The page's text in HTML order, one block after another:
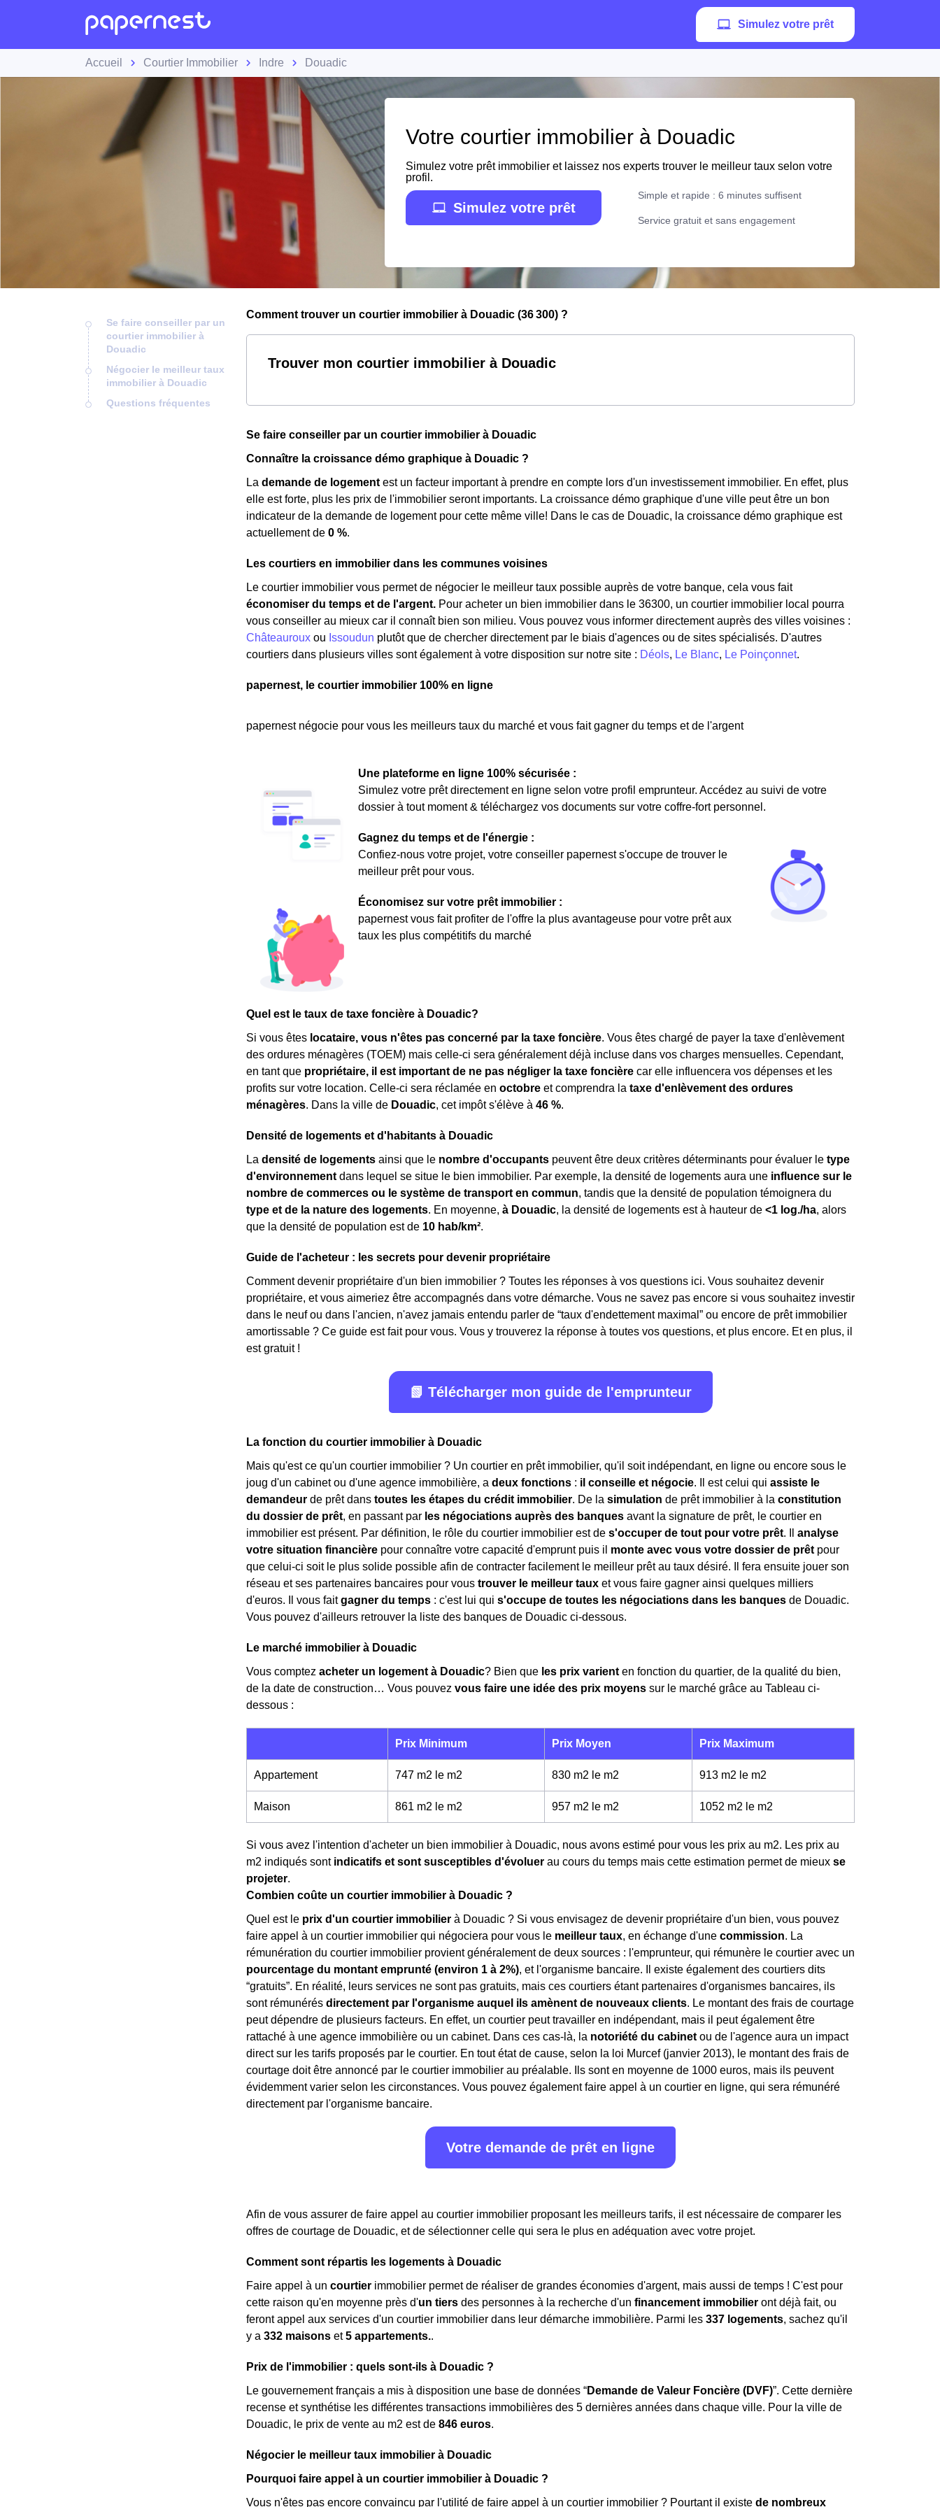
Simulez votre prêt
Accueil Courtier Immobilier Indre Douadic
Votre courtier immobilier à Douadic
Simulez votre prêt immobilier et laissez nos experts trouver le meilleur taux selon votre
profil.
Simulez votre prêt
Simple et rapide : 6 minutes suffisent
Service gratuit et sans engagement
Se faire conseiller par un
courtier immobilier à
Douadic
Négocier le meilleur taux
immobilier à Douadic
Questions fréquentes
Comment trouver un courtier immobilier à Douadic (36 300) ?
Trouver mon courtier immobilier à Douadic
Se faire conseiller par un courtier immobilier à Douadic
Connaître la croissance démo graphique à Douadic ?
La demande de logement est un facteur important à prendre en compte lors d'un investissement immobilier. En effet, plus
elle est forte, plus les prix de l'immobilier seront importants. La croissance démo graphique d'une ville peut être un bon
indicateur de la demande de logement pour cette même ville! Dans le cas de Douadic, la croissance démo graphique est
actuellement de 0 %.
Les courtiers en immobilier dans les communes voisines
Le courtier immobilier vous permet de négocier le meilleur taux possible auprès de votre banque, cela vous fait
économiser du temps et de l'argent. Pour acheter un bien immobilier dans le 36300, un courtier immobilier local pourra
vous conseiller au mieux car il connaît bien son milieu. Vous pouvez vous informer directement auprès des villes voisines :
Châteauroux ou Issoudun plutôt que de chercher directement par le biais d'agences ou de sites spécialisés. D'autres
courtiers dans plusieurs villes sont également à votre disposition sur notre site : Déols, Le Blanc, Le Poinçonnet.
papernest, le courtier immobilier 100% en ligne
papernest négocie pour vous les meilleurs taux du marché et vous fait gagner du temps et de l'argent
Une plateforme en ligne 100% sécurisée :
Simulez votre prêt directement en ligne selon votre profil emprunteur. Accédez au suivi de votre
dossier à tout moment & téléchargez vos documents sur votre coffre-fort personnel.
Gagnez du temps et de l'énergie :
Confiez-nous votre projet, votre conseiller papernest s'occupe de trouver le
meilleur prêt pour vous.
Économisez sur votre prêt immobilier :
papernest vous fait profiter de l'offre la plus avantageuse pour votre prêt aux
taux les plus compétitifs du marché
Quel est le taux de taxe foncière à Douadic?
Si vous êtes locataire, vous n'êtes pas concerné par la taxe foncière. Vous êtes chargé de payer la taxe d'enlèvement
des ordures ménagères (TOEM) mais celle-ci sera généralement déjà incluse dans vos charges mensuelles. Cependant,
en tant que propriétaire, il est important de ne pas négliger la taxe foncière car elle influencera vos dépenses et les
profits sur votre location. Celle-ci sera réclamée en octobre et comprendra la taxe d'enlèvement des ordures
ménagères. Dans la ville de Douadic, cet impôt s'élève à 46 %.
Densité de logements et d'habitants à Douadic
La densité de logements ainsi que le nombre d'occupants peuvent être deux critères déterminants pour évaluer le type
d'environnement dans lequel se situe le bien immobilier. Par exemple, la densité de logements aura une influence sur le
nombre de commerces ou le système de transport en commun, tandis que la densité de population témoignera du
type et de la nature des logements. En moyenne, à Douadic, la densité de logements est à hauteur de <1 log./ha, alors
que la densité de population est de 10 hab/km².
Guide de l'acheteur : les secrets pour devenir propriétaire
Comment devenir propriétaire d'un bien immobilier ? Toutes les réponses à vos questions ici. Vous souhaitez devenir
propriétaire, et vous aimeriez être accompagnés dans votre démarche. Vous ne savez pas encore si vous souhaitez investir
dans le neuf ou dans l'ancien, n'avez jamais entendu parler de “taux d'endettement maximal” ou encore de prêt immobilier
amortissable ? Ce guide est fait pour vous. Vous y trouverez la réponse à toutes vos questions, et plus encore. Et en plus, il
est gratuit !
📗 Télécharger mon guide de l'emprunteur
La fonction du courtier immobilier à Douadic
Mais qu'est ce qu'un courtier immobilier ? Un courtier en prêt immobilier, qu'il soit indépendant, en ligne ou encore sous le
joug d'un cabinet ou d'une agence immobilière, a deux fonctions : il conseille et négocie. Il est celui qui assiste le
demandeur de prêt dans toutes les étapes du crédit immobilier. De la simulation de prêt immobilier à la constitution
du dossier de prêt, en passant par les négociations auprès des banques avant la signature de prêt, le courtier en
immobilier est présent. Par définition, le rôle du courtier immobilier est de s'occuper de tout pour votre prêt. Il
analyse
votre situation financière pour connaître votre capacité d'emprunt puis il monte avec vous votre dossier de prêt pour
que celui-ci soit le plus solide possible afin de contracter facilement le meilleur prêt au taux désiré. Il fera ensuite jouer son
réseau et ses partenaires bancaires pour vous trouver le meilleur taux et vous faire gagner ainsi quelques milliers
d'euros. Il vous faitgagner du temps : c'est lui qui s'occupe de toutes les négociations dans les banques de Douadic.
Vous pouvez d'ailleurs retrouver la liste des banques de Douadic ci-dessous.
Le marché immobilier à Douadic
Vous comptez acheter un logement à Douadic? Bien que les prix varient en fonction du quartier, de la qualité du bien,
de la date de construction… Vous pouvez vous faire une idée des prix moyens sur le marché grâce au Tableau ci-
dessous :
Prix Minimum Prix Moyen Prix Maximum
Appartement 747 m2 le m2 830 m2 le m2 913 m2 le m2
Maison 861 m2 le m2 957 m2 le m2 1052 m2 le m2
Si vous avez l'intention d'acheter un bien immobilier à Douadic, nous avons estimé pour vous les prix au m2. Les prix au
m2 indiqués sont indicatifs et sont susceptibles d'évoluer au cours du temps mais cette estimation permet de mieux se
projeter.
Combien coûte un courtier immobilier à Douadic ?
Quel est le prix d'un courtier immobilier à Douadic ? Si vous envisagez de devenir propriétaire d'un bien, vous pouvez
faire appel à un courtier immobilier qui négociera pour vous le meilleur taux, en échange d'une commission. La
rémunération du courtier immobilier provient généralement de deux sources : l'emprunteur, qui rémunère le courtier avec un
pourcentage du montant emprunté (environ 1 à 2%), et l'organisme bancaire. Il existe également des courtiers dits
“gratuits”. En réalité, leurs services ne sont pas gratuits, mais ces courtiers étant partenaires d'organismes bancaires, ils
sont rémunérés directement par l'organisme auquel ils amènent de nouveaux clients. Le montant des frais de courtage
peut dépendre de plusieurs facteurs. En effet, un courtier peut travailler en indépendant, mais il peut également être
rattaché à une agence immobilière ou un cabinet. Dans ces cas-là, la notoriété du cabinet ou de l'agence aura un impact
direct sur les tarifs proposés par le courtier. En tout état de cause, selon la loi Murcef (janvier 2013), le montant des frais de
courtage doit être annoncé par le courtier immobilier au préalable. Ils sont en moyenne de 1000 euros, mais ils peuvent
évidemment varier selon les circonstances. Vous pouvez également faire appel à un courtier en ligne, qui sera rémunéré
directement par l'organisme bancaire.
Votre demande de prêt en ligne
Afin de vous assurer de faire appel au courtier immobilier proposant les meilleurs tarifs, il est nécessaire de comparer les
offres de courtage de Douadic, et de sélectionner celle qui sera le plus en adéquation avec votre projet.
Comment sont répartis les logements à Douadic
Faire appel à un courtier immobilier permet de réaliser de grandes économies d'argent, mais aussi de temps ! C'est pour
cette raison qu'en moyenne près d'un tiers des personnes à la recherche d'un financement immobilier ont déjà fait, ou
feront appel aux services d'un courtier immobilier dans leur démarche immobilière. Parmi les 337 logements, sachez qu'il
y a 332 maisons et5 appartements..
Prix de l'immobilier : quels sont-ils à Douadic ?
Le gouvernement français a mis à disposition une base de données “Demande de Valeur Foncière (DVF)”. Cette dernière
recense et synthétise les différentes transactions immobilières des 5 dernières années dans chaque ville. Pour la ville de
Douadic, le prix de vente au m2 est de 846 euros.
Négocier le meilleur taux immobilier à Douadic
Pourquoi faire appel à un courtier immobilier à Douadic ?
Vous n'êtes pas encore convaincu par l'utilité de faire appel à un courtier immobilier ? Pourtant il existe de nombreux